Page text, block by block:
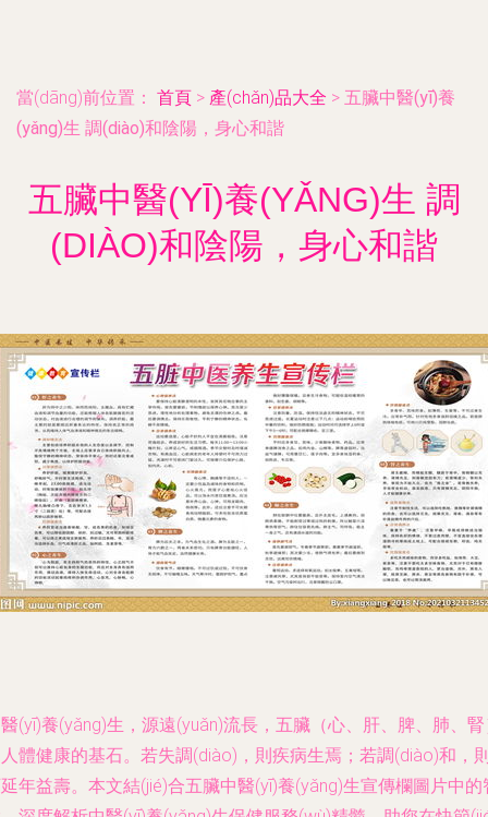
當(dāng)前位置： 首頁 > 產(chǎn)品大全 > 五臟中醫(yī)養
(yǎng)生 調(diào)和陰陽，身心和諧
五臟中醫(YĪ)養(YǍNG)生 調
(DIÀO)和陰陽，身心和諧
(yī)養(yǎng)生，源遠(yuǎn)流長，五臟（心、肝、脾、肺、
體健康的基石。若失調(diào)，則疾病生焉；若調(diào)和，
年益壽。本文結(jié)合五臟中醫(yī)養(yǎng)生宣傳欄圖片中的